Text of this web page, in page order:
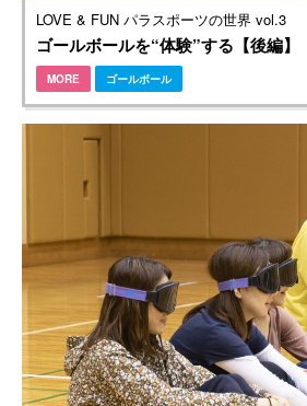
LOVE & FUN パラスポーツの世界 vol.3
ゴールボールを“体験”する【後編】
MORE ゴールボール